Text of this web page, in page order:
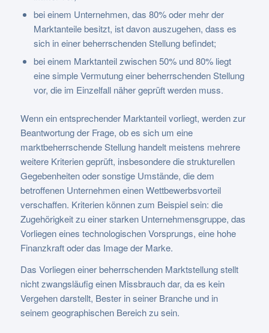
bei einem Unternehmen, das 80% oder mehr der
Marktanteile besitzt, ist davon auszugehen, dass es
sich in einer beherrschenden Stellung befindet;
bei einem Marktanteil zwischen 50% und 80% liegt
eine simple Vermutung einer beherrschenden Stellung
vor, die im Einzelfall näher geprüft werden muss.
Wenn ein entsprechender Marktanteil vorliegt, werden zur
Beantwortung der Frage, ob es sich um eine
marktbeherrschende Stellung handelt meistens mehrere
weitere Kriterien geprüft, insbesondere die strukturellen
Gegebenheiten oder sonstige Umstände, die dem
betroffenen Unternehmen einen Wettbewerbsvorteil
verschaffen. Kriterien können zum Beispiel sein: die
Zugehörigkeit zu einer starken Unternehmensgruppe, das
Vorliegen eines technologischen Vorsprungs, eine hohe
Finanzkraft oder das Image der Marke.
Das Vorliegen einer beherrschenden Marktstellung stellt
nicht zwangsläufig einen Missbrauch dar, da es kein
Vergehen darstellt, Bester in seiner Branche und in
seinem geographischen Bereich zu sein.